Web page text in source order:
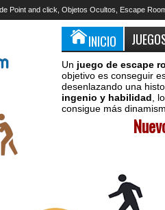
Point and click, Objetos Ocultos, Escape
INICIO
Un juego de escape
objetivo es conseguir
desenlazando una
ingenio y habilidad ,
consigue más